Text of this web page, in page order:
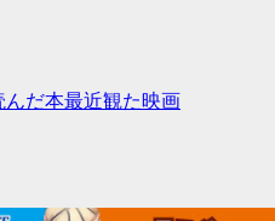
んだ本最近観た映画